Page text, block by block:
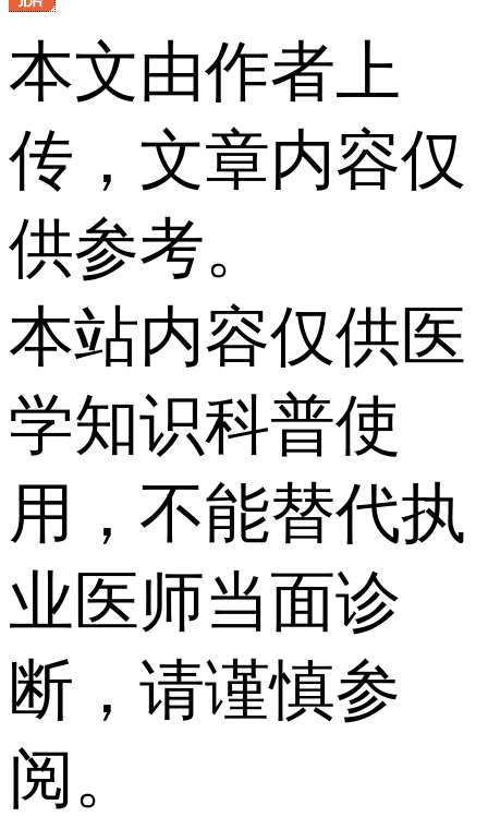
本文由作者上
传，文章内容仅
供参考。
本站内容仅供医
学知识科普使
用，不能替代执
业医师当面诊
断，请谨慎参
阅。